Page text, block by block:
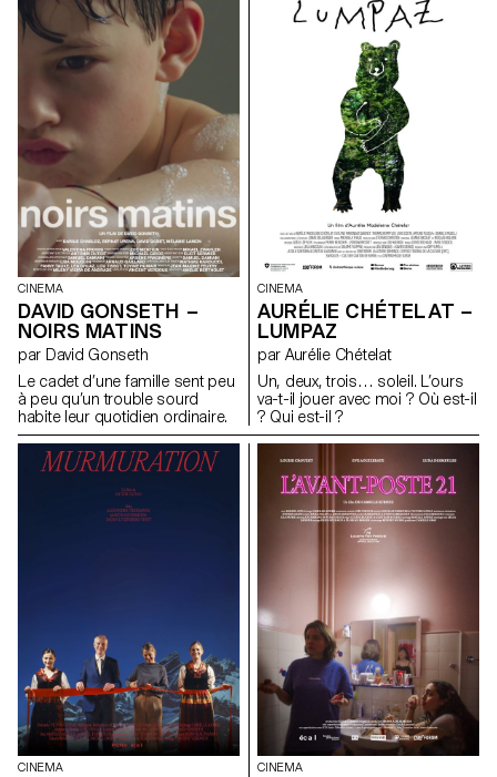
CINEMA
DAVID GONSETH –
NOIRS MATINS
par David Gonseth
Le cadet d’une famille sent peu
à peu qu’un trouble sourd
habite leur quotidien ordinaire.
CINEMA
AURÉLIE CHÉTELAT –
LUMPAZ
par Aurélie Chételat
Un, deux, trois… soleil. L’ours
va-t-il jouer avec moi ? Où est-il
? Qui est-il ?
CINEMA CINEMA